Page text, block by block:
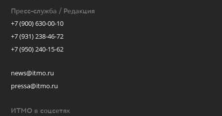
Пресс-служба / Редакция
+7 (900) 630-00-10
+7 (931) 238-46-72
+7 (950) 240-15-62
news@itmo.ru
pressa@itmo.ru
ИТМО в соцсетях